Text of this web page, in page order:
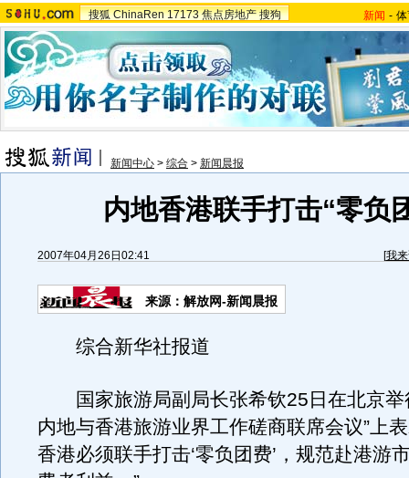
搜狐 ChinaRen 17173 焦点房地产 搜狗 新闻 -
新闻中心 > 综合 > 新闻晨报
内地香港联手打击“零负
2007年04月26日02:41 [我
来源：解放网-新闻晨报
综合新华社报道
国家旅游局副局长张希钦25日在北京举
内地与香港旅游业界工作磋商联席会议”上
香港必须联手打击‘零负团费’，规范赴港游